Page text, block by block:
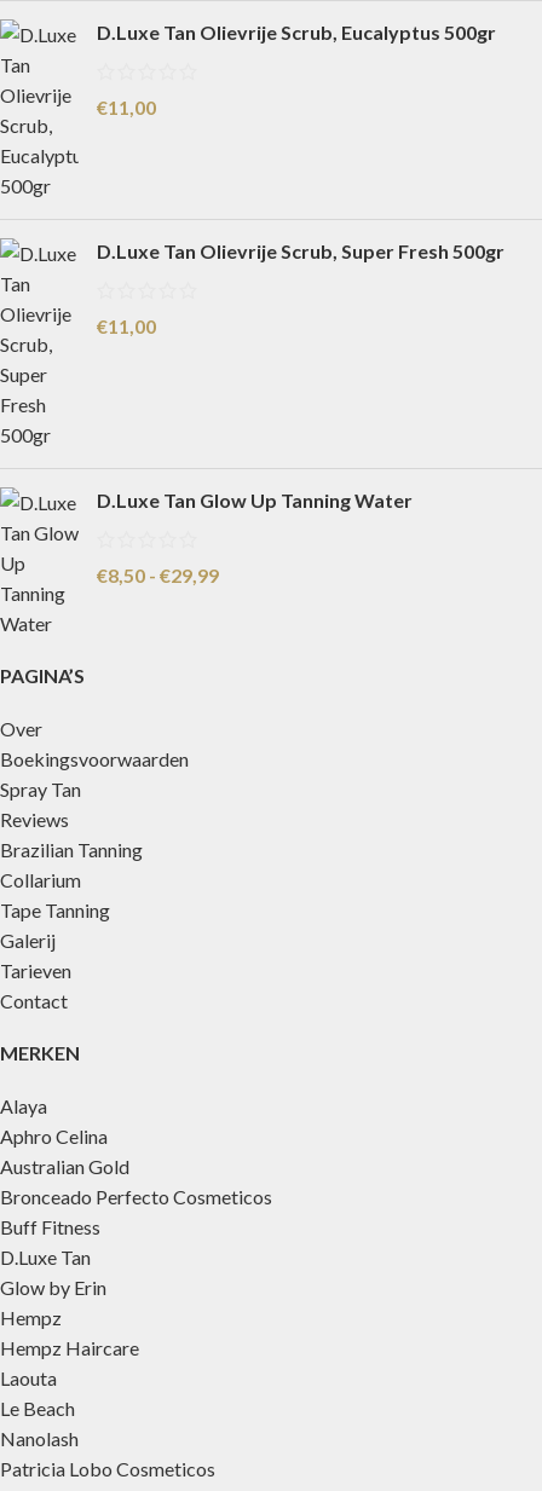
D.Luxe Tan Olievrije Scrub, Eucalyptus 500gr
€11,00
D.Luxe Tan Olievrije Scrub, Super Fresh 500gr
€11,00
D.Luxe Tan Glow Up Tanning Water
€8,50 - €29,99
PAGINA’S
Over
Boekingsvoorwaarden
Spray Tan
Reviews
Brazilian Tanning
Collarium
Tape Tanning
Galerij
Tarieven
Contact
MERKEN
Alaya
Aphro Celina
Australian Gold
Bronceado Perfecto Cosmeticos
Buff Fitness
D.Luxe Tan
Glow by Erin
Hempz
Hempz Haircare
Laouta
Le Beach
Nanolash
Patricia Lobo Cosmeticos